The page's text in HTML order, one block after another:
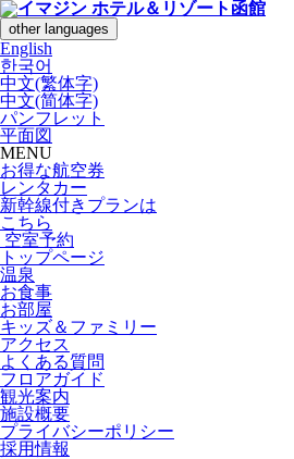
other languages
English
한국어
中文(繁体字)
中文(简体字)
パンフレット
平面図
MENU
お得な航空券
レンタカー
新幹線付きプランは
こちら
空室予約
トップページ
温泉
お食事
お部屋
キッズ＆ファミリー
アクセス
よくある質問
フロアガイド
観光案内
施設概要
プライバシーポリシー
採用情報